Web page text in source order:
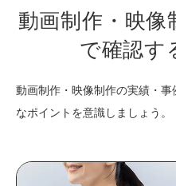
動画制作・映
で確認す
動画制作・映像制作の実績・
なポイントを意識しましょう。